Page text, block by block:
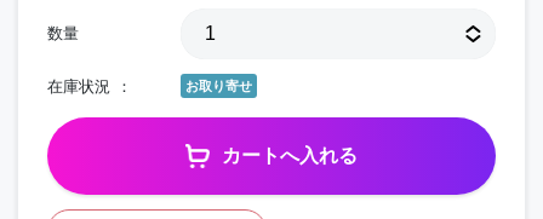
数量
在庫状況 お取り寄せ
カートへ入れる